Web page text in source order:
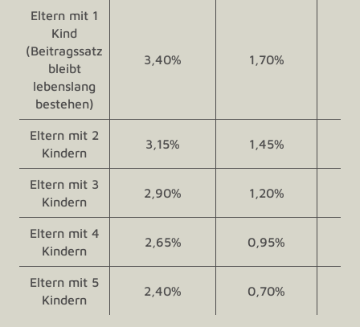
Eltern mit 1
Kind
(Beitragssatz
bleibt
lebenslang
bestehen)
3,40% 1,70%
Eltern mit 2
Kindern
3,15% 1,45%
Eltern mit 3
Kindern
2,90% 1,20%
Eltern mit 4
Kindern
2,65% 0,95%
Eltern mit 5
Kindern
2,40% 0,70%